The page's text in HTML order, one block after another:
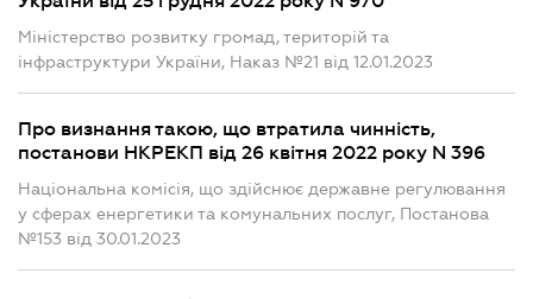
Міністерство розвитку громад, територій та
інфраструктури України, Наказ №21 від 12.01.2023
Про визнання такою, що втратила чинність,
постанови НКРЕКП від 26 квітня 2022 року N 396
Національна комісія, що здійснює державне регулювання
у сферах енергетики та комунальних послуг, Постанова
№153 від 30.01.2023